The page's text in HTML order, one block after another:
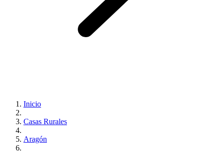
Inicio
Casas Rurales
Aragón